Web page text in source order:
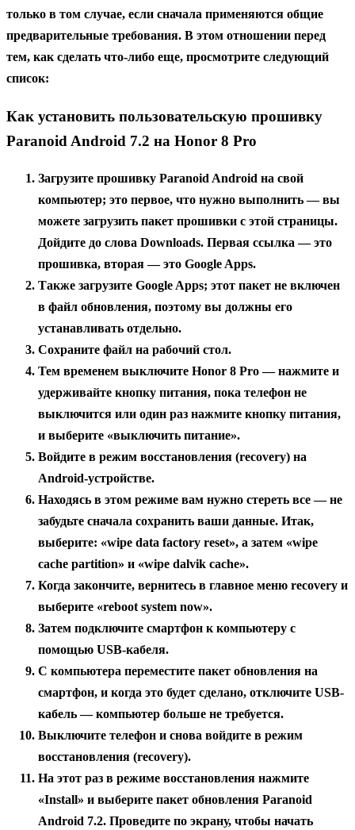
только в том случае, если сначала применяются общие
предварительные требования. В этом отношении перед
тем, как сделать что-либо еще, просмотрите следующий
список:
Как установить пользовательскую прошивку
Paranoid Android 7.2 на Honor 8 Pro
Загрузите прошивку Paranoid Android на свой
компьютер; это первое, что нужно выполнить — вы
можете загрузить пакет прошивки с этой страницы.
Дойдите до слова Downloads. Первая ссылка — это
прошивка, вторая — это Google Apps.
Также загрузите Google Apps; этот пакет не включен
в файл обновления, поэтому вы должны его
устанавливать отдельно.
Сохраните файл на рабочий стол.
Тем временем выключите Honor 8 Pro — нажмите и
удерживайте кнопку питания, пока телефон не
выключится или один раз нажмите кнопку питания,
и выберите «выключить питание».
Войдите в режим восстановления (recovery) на
Android-устройстве.
Находясь в этом режиме вам нужно стереть все — не
забудьте сначала сохранить ваши данные. Итак,
выберите: «wipe data factory reset», а затем «wipe
cache partition» и «wipe dalvik cache».
Когда закончите, вернитесь в главное меню recovery и
выберите «reboot system now».
Затем подключите смартфон к компьютеру с
помощью USB-кабеля.
С компьютера переместите пакет обновления на
смартфон, и когда это будет сделано, отключите USB-
кабель — компьютер больше не требуется.
Выключите телефон и снова войдите в режим
восстановления (recovery).
На этот раз в режиме восстановления нажмите
«Install» и выберите пакет обновления Paranoid
Android 7.2. Проведите по экрану, чтобы начать